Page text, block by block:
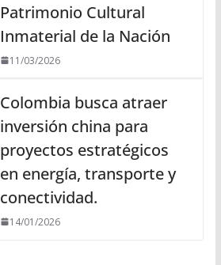
Patrimonio Cultural
Inmaterial de la Nación
11/03/2026
Colombia busca atraer
inversión china para
proyectos estratégicos
en energía, transporte y
conectividad.
14/01/2026